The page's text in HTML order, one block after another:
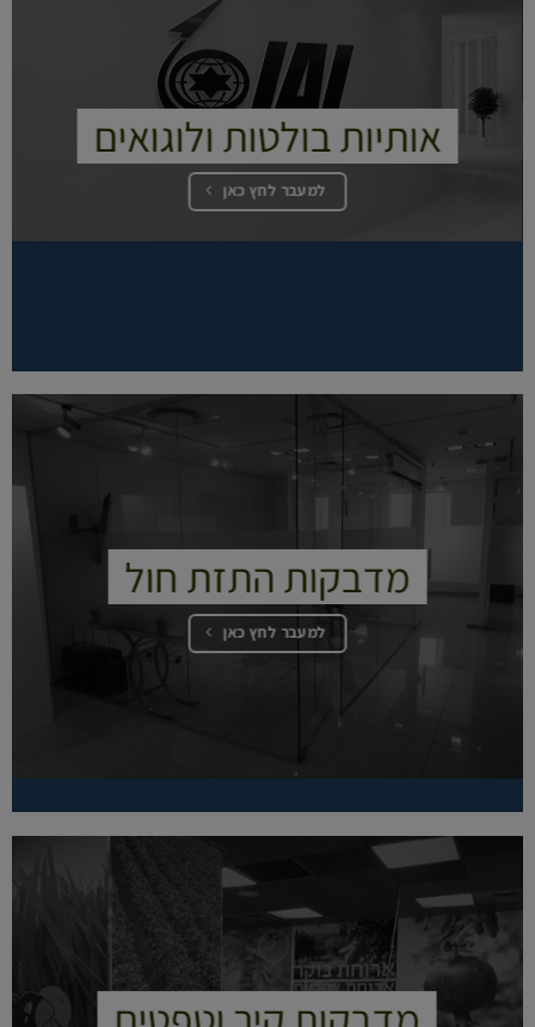
אותיות בולטות ולוגואים
למעבר לחץ כאן
מדבקות התזת חול
למעבר לחץ כאן